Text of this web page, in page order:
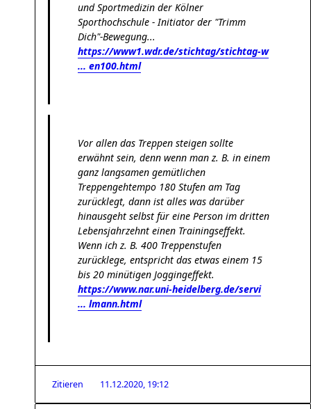
und Sportmedizin der Kölner
Sporthochschule - Initiator der "Trimm
Dich"-Bewegung...
https://www1.wdr.de/stichtag/stichtag-w
... en100.html
Vor allen das Treppen steigen sollte
erwähnt sein, denn wenn man z. B. in einem
ganz langsamen gemütlichen
Treppengehtempo 180 Stufen am Tag
zurücklegt, dann ist alles was darüber
hinausgeht selbst für eine Person im dritten
Lebensjahrzehnt einen Trainingseffekt.
Wenn ich z. B. 400 Treppenstufen
zurücklege, entspricht das etwas einem 15
bis 20 minütigen Joggingeffekt.
https://www.nar.uni-heidelberg.de/servi
... lmann.html
Zitieren 11.12.2020, 19:12